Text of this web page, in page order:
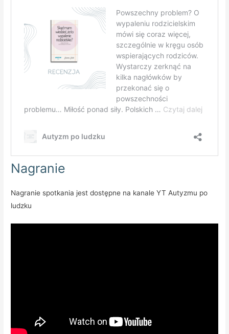
Nagranie
Nagranie spotkania jest dostępne na kanale YT Autyzmu po
ludzku